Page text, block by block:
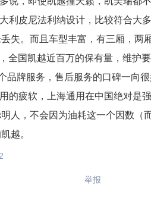
利皮尼法利纳设计，比较符合大
失。而且车型丰富，有三厢，两
全国凯越近百万的保有量，维护
品牌服务，售后服务的口碑一向
的疲软，上海通用在中国绝对是
人，不会因为油耗这一个因数
越。
举报